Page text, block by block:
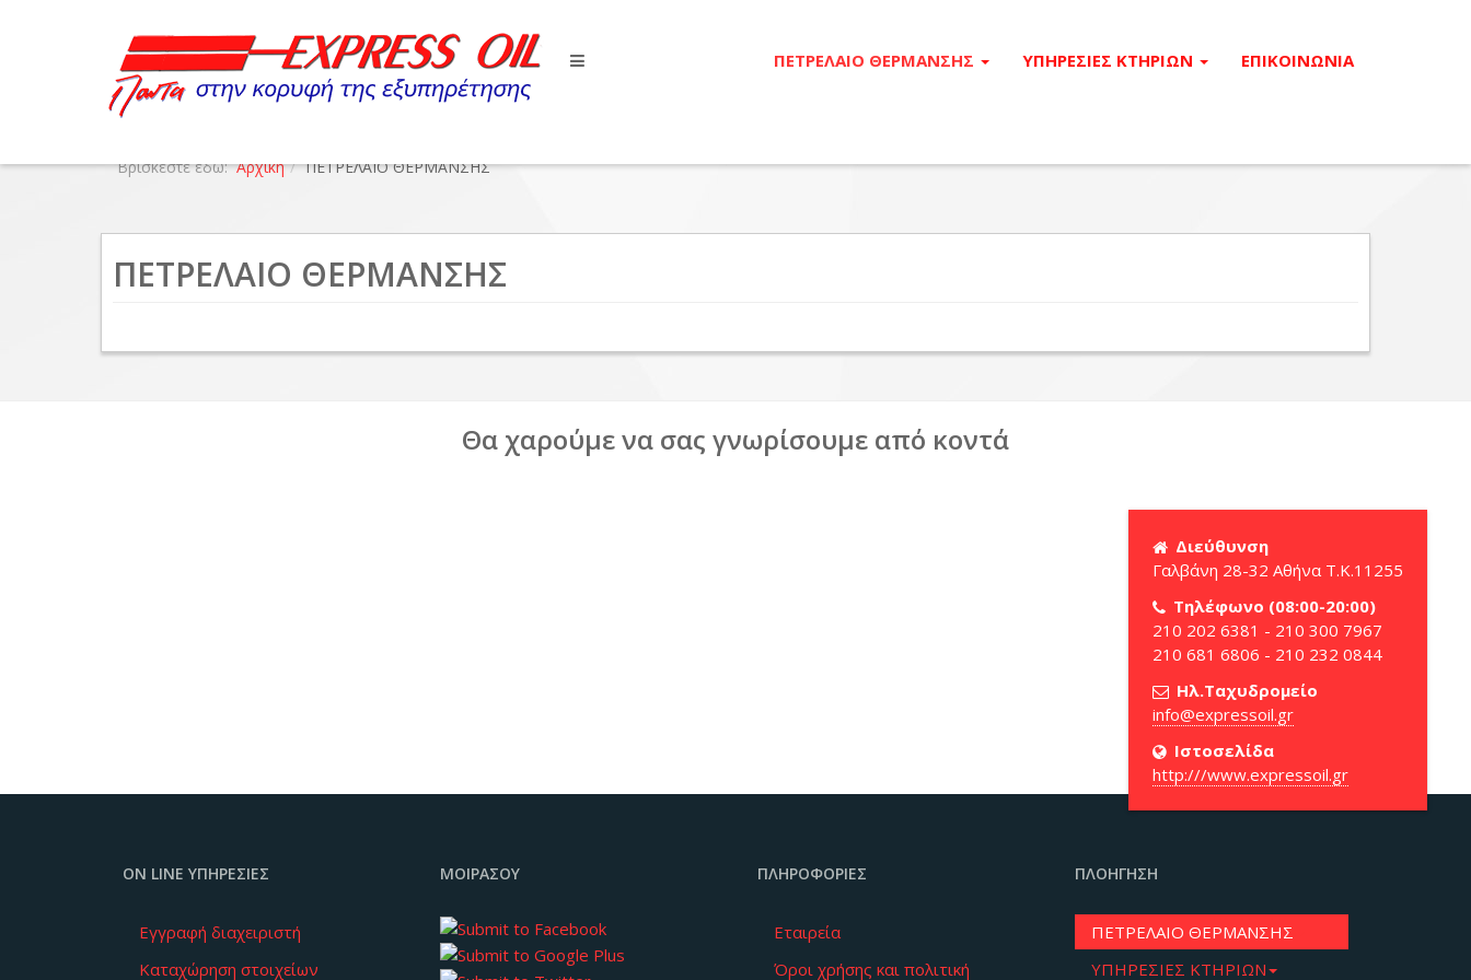
ΠΕΤΡΕΛΑΙΟ ΘΕΡΜΑΝΣΗΣ ΥΠΗΡΕΣΙΕΣ ΚΤΗΡΙΩΝ ΕΠΙΚΟΙΝΩΝΙΑ
Βρίσκεστε εδώ:Αρχική ΠΕΤΡΕΛΑΙΟ ΘΕΡΜΑΝΣΗΣ
ΠΕΤΡΕΛΑΙΟ ΘΕΡΜΑΝΣΗΣ
Θα χαρούμε να σας γνωρίσουμε από κοντά
Διεύθυνση
Γαλβάνη 28-32 Αθήνα Τ.Κ.11255
Τηλέφωνο (08:00-20:00)
210 202 6381 - 210 300 7967
210 681 6806 - 210 232 0844
Ηλ.Ταχυδρομείο
Ιστοσελίδα
http:///www.expressoil.gr
ON LINE ΥΠΗΡΕΣΊΕΣ
Εγγραφή διαχειριστή
Καταχώρηση στοιχείων
ΜΟΙΡΆΣΟΥ ΠΛΗΡΟΦΟΡΊΕΣ
Εταιρεία
Όροι χρήσης και πολιτική
ΠΛΟΉΓΗΣΗ
ΠΕΤΡΕΛΑΙΟ ΘΕΡΜΑΝΣΗΣ
ΥΠΗΡΕΣΙΕΣ ΚΤΗΡΙΩΝ